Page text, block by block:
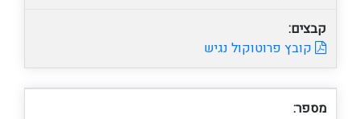
קבצים:
קובץ פרוטוקול נגיש
מספר: